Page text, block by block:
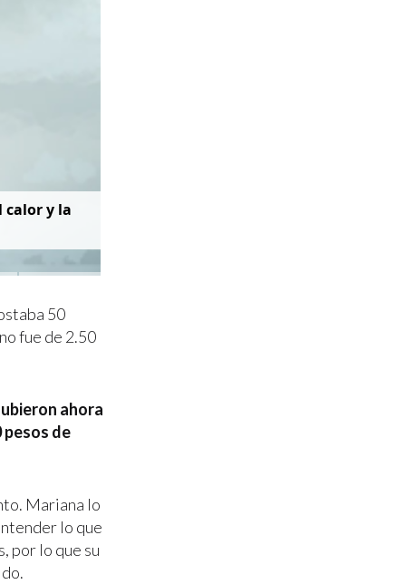
calor y la
50
fue de 2.50
ahora
pesos de
Mariana lo
lo que
por lo que su